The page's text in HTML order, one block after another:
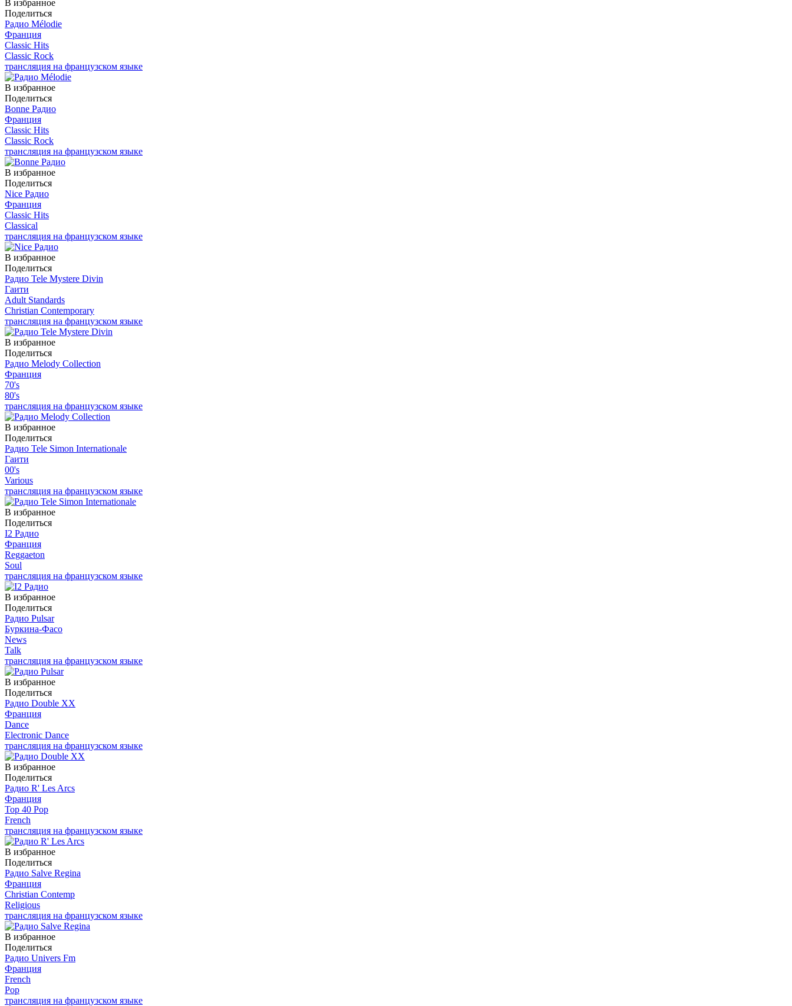
В избранное
Поделиться
Радио Mélodie
Франция
Classic Hits
Classic Rock
трансляция на французском языке
В избранное
Поделиться
Bonne Радио
Франция
Classic Hits
Classic Rock
трансляция на французском языке
В избранное
Поделиться
Nice Радио
Франция
Classic Hits
Classical
трансляция на французском языке
В избранное
Поделиться
Радио Tele Mystere Divin
Гаити
Adult Standards
Christian Contemporary
трансляция на французском языке
В избранное
Поделиться
Радио Melody Collection
Франция
70's
80's
трансляция на французском языке
В избранное
Поделиться
Радио Tele Simon Internationale
Гаити
00's
Various
трансляция на французском языке
В избранное
Поделиться
I2 Радио
Франция
Reggaeton
Soul
трансляция на французском языке
В избранное
Поделиться
Радио Pulsar
Буркина-Фасо
News
Talk
трансляция на французском языке
В избранное
Поделиться
Радио Double XX
Франция
Dance
Electronic Dance
трансляция на французском языке
В избранное
Поделиться
Радио R' Les Arcs
Франция
Top 40 Pop
French
трансляция на французском языке
В избранное
Поделиться
Радио Salve Regina
Франция
Christian Contemp
Religious
трансляция на французском языке
В избранное
Поделиться
Радио Univers Fm
Франция
French
Pop
трансляция на французском языке